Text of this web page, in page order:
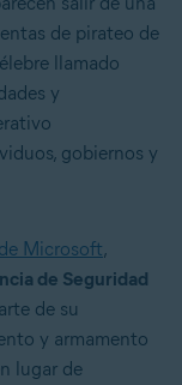
de pirateo de
llamado
y
gobiernos y
Microsoft,
de Seguridad
de su
y armamento
lugar de